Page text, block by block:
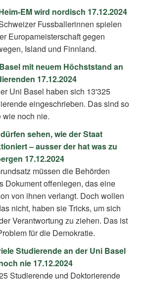
EM wird nordisch 17.12.2024
Fussballerinnen spielen
Europameisterschaft gegen
Island und Finnland.
mit neuem Höchst­stand an
17.12.2024
Uni Basel haben sich 13'325
eingeschrieben. Das sind so
wie noch nie.
sehen, wie der Staat
– ausser der hat was zu
17.12.2024
müssen die Behörden
Dokument offenlegen, das eine
von ihnen verlangt. Doch wollen
nicht, haben sie Tricks, um sich
Verantwortung zu ziehen. Das ist
für die Demokratie.
Studierende an der Uni Basel
nie 17.12.2024
Studierende und Doktorierende